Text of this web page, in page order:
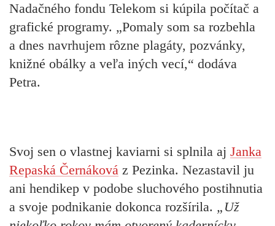
Nadačného fondu Telekom si kúpila počítač a
grafické programy. „Pomaly som sa rozbehla
a dnes navrhujem rôzne plagáty, pozvánky,
knižné obálky a veľa iných vecí,“ dodáva
Petra.
Svoj sen o vlastnej kaviarni si splnila aj Janka
Repaská Černáková z Pezinka. Nezastavil ju
ani hendikep v podobe sluchového postihnutia
a svoje podnikanie dokonca rozšírila. „Už